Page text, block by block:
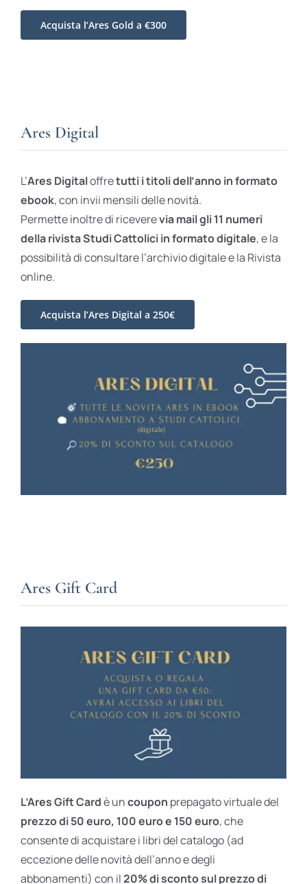
Acquista l’Ares Gold a €300
Ares Digital
L’Ares Digitaloffretutti i titoli dell’anno in formato
ebook, con invii mensili delle novità.
Permette inoltre di riceverevia mail gli 11 numeri
della rivista Studi Cattolici in formato digitale, e la
possibilità di consultare l’archivio digitale e la Rivista
online.
Acquista l’Ares Digital a 250€
Ares Gift Card
L’Ares Gift Cardè uncoupon prepagato virtuale del
prezzo di 50 euro, 100 euro e 150 euro, che
consente di acquistare i libri del catalogo (ad
eccezione delle novità dell’anno e degli
abbonamenti) con il20% di sconto sul prezzo di